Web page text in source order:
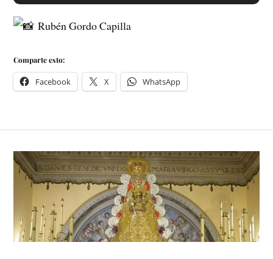
Rubén Gordo Capilla
Comparte esto:
Facebook X WhatsApp